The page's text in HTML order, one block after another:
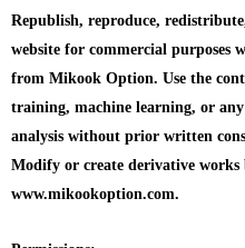
Republish, reproduce,
website for commercial purposes
from Mikook Option. Use the
training, machine learning, or
analysis without prior written
Modify or create derivative works
www.mikookoption.com.